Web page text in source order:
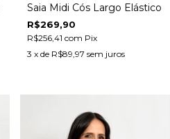
Saia Midi Cós Largo Elástico
R$269,90
R$256,41 com Pix
3 x de R$89,97 sem juros